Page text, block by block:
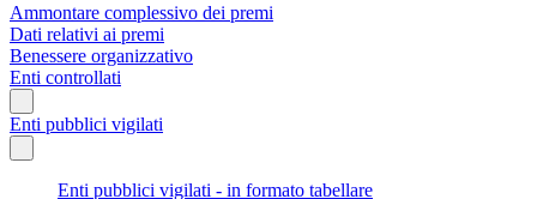
Ammontare complessivo dei premi
Dati relativi ai premi
Benessere organizzativo
Enti controllati
Enti pubblici vigilati
Enti pubblici vigilati - in formato tabellare